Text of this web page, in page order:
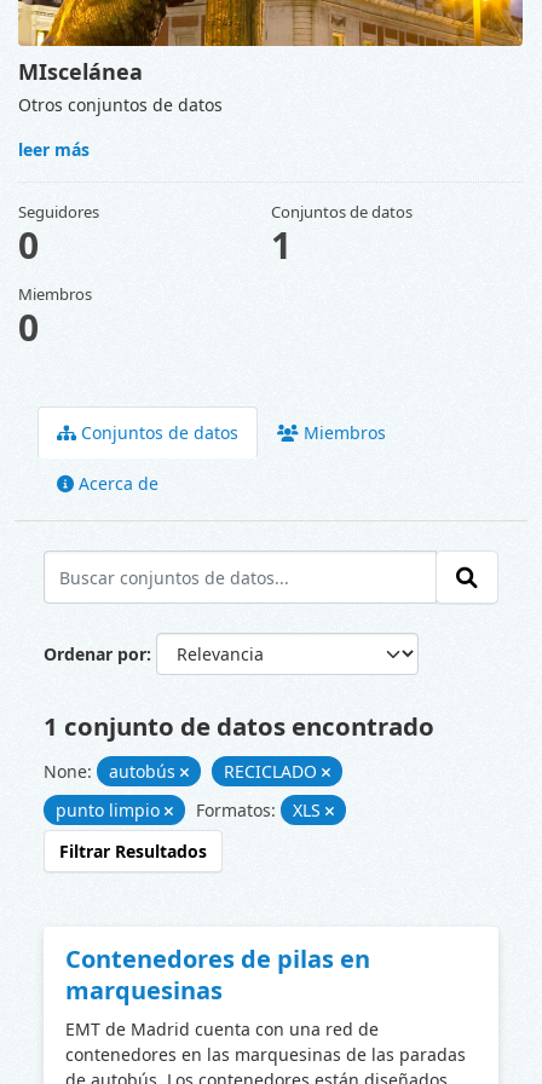
Conjuntos de datos Miembros
Acerca de
Ordenar por
1 conjunto de datos encontrado
None: autobús
RECICLADO
punto limpio
Formatos:
XLS
Filtrar Resultados
Contenedores de pilas en
marquesinas
EMT de Madrid cuenta con una red de
contenedores en las marquesinas de las paradas
MIscelánea
Otros conjuntos de datos
leer más
Seguidores
0
Conjuntos de datos
1
Miembros
0